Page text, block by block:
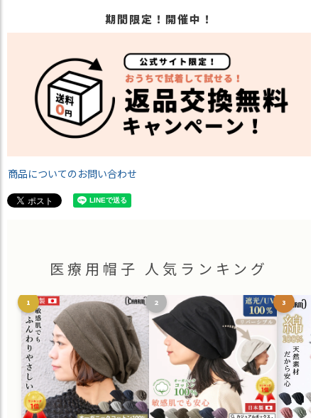
期間限定！開催中！
商品についてのお問い合わせ
医療用帽子 人気ランキング
1 2 3